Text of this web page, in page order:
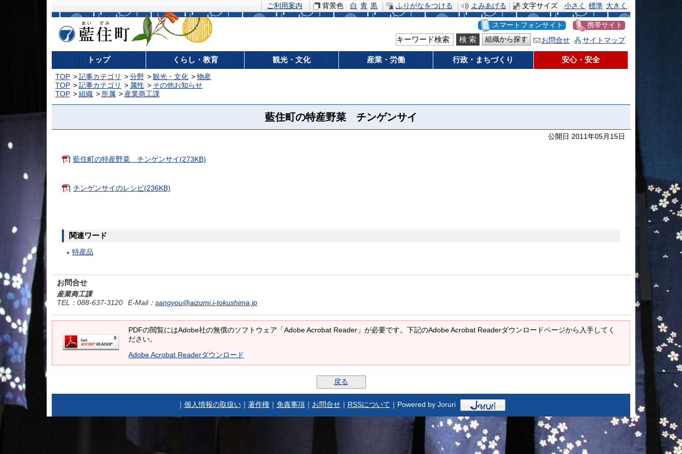
文字サイズ 小さく 標準 大きく
ご利用案内 背景色 白 青 黒 ふりがなをつける よみあげる
藍住町
スマートフォンサイト
携帯サイト
組織から探す
お問合せ サイトマップ
トップ くらし・教育 観光・文化 産業・労働 行政・まちづくり 安心・安全
TOP 記事カテゴリ 分野 観光・文化
物産
TOP
記事カテゴリ 属性
その他お知らせ
TOP
組織 所属 産業商工課
藍住町の特産野菜 チンゲンサイ
公開日 2011年05月15日
藍住町の特産野菜 チンゲンサイ(273KB)
チンゲンサイのレシピ(236KB)
関連ワード
特産品
お問合せ
産業商工課
TEL
：088-637-3120 E-Mail： sangyou@aizumi.i-tokushima.jp
PDFの閲覧にはAdobe社の無償のソフトウェア「Adobe Acrobat Reader」が必要です。下記のAdobe Acrobat Readerダウンロードページから入手してく
ださい。
Adobe Acrobat Readerダウンロード
戻る
個人情報の取扱い｜ 著作権｜ 免責事項 お問合せ｜ RSSについて ｜Powered by Joruri